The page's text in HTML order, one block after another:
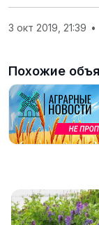
3 окт 2019, 21:39 •
Похожие